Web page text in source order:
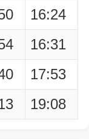
16:24
16:31
17:53
19:08